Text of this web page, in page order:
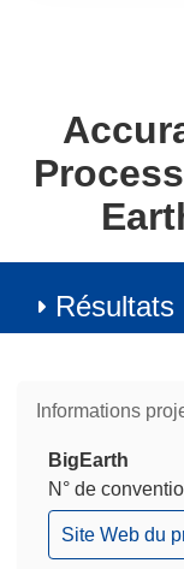
Résultats
Informations
BigEarth
N° de
(s’ouvre
dans
Site Web du